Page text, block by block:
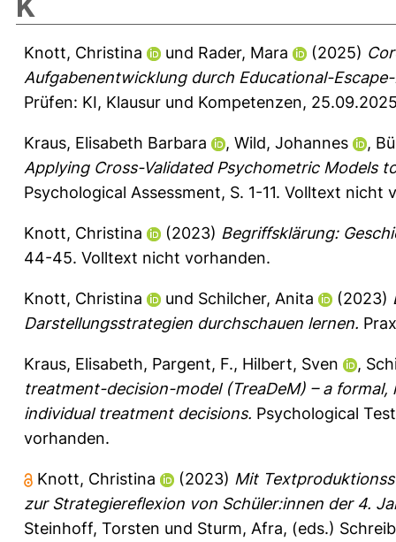
Knott, Christina und Rader, Mara (2025)
Aufgabenentwicklung durch Educational-
Prüfen: KI, Klausur und Kompetenzen,
Kraus, Elisabeth Barbara , Wild, Johannes ,
Applying Cross-Validated Psychometric Models
Psychological Assessment, S. 1-11. Volltext nicht
Knott, Christina (2023) Begriffsklärung:
44-45. Volltext nicht vorhanden.
Knott, Christina und Schilcher, Anita (2023)
Darstellungsstrategien durchschauen lernen.
Kraus, Elisabeth, Pargent, F., Hilbert, Sven ,
treatment-decision-model (TreaDeM) – a
individual treatment decisions. Psychological
vorhanden.
Knott, Christina (2023) Mit
zur Strategiereflexion von Schüler:innen der 4.
Steinhoff, Torsten und Sturm, Afra, (eds.)